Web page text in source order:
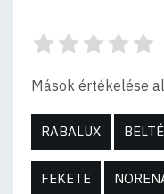
Mások értékelése
RABALUX
FEKETE